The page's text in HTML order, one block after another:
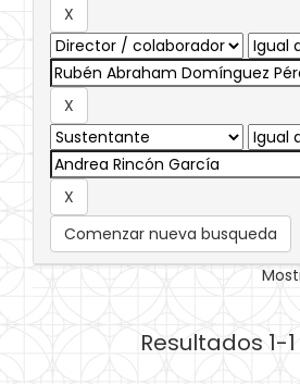
Comenzar nueva busqueda
Resultados 1-1